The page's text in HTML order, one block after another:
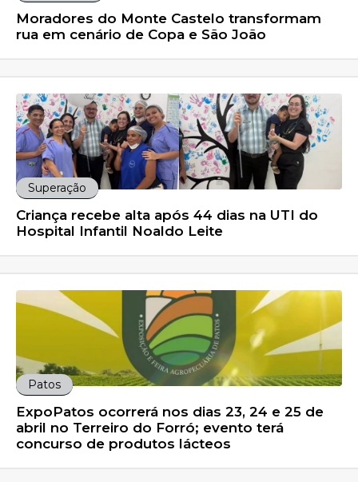
Moradores do Monte Castelo transformam
rua em cenário de Copa e São João
Superação
Criança recebe alta após 44 dias na UTI do
Hospital Infantil Noaldo Leite
Patos
ExpoPatos ocorrerá nos dias 23, 24 e 25 de
abril no Terreiro do Forró; evento terá
concurso de produtos lácteos